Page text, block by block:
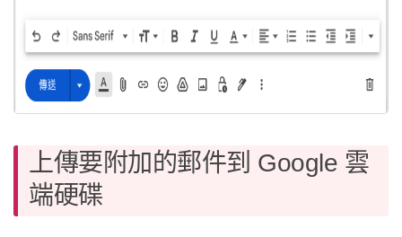
上傳要附加的郵件到 Google 雲
端硬碟